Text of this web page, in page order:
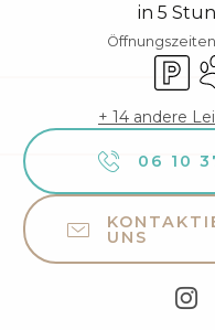
in 5
+ 14 andere
06 10
UNS